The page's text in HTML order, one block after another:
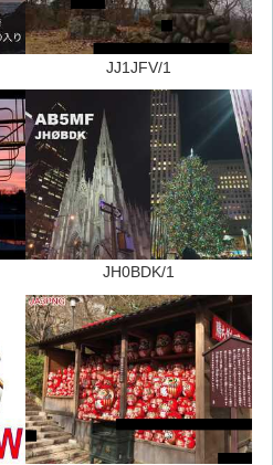
JJ1JFV/1
JH0BDK/1